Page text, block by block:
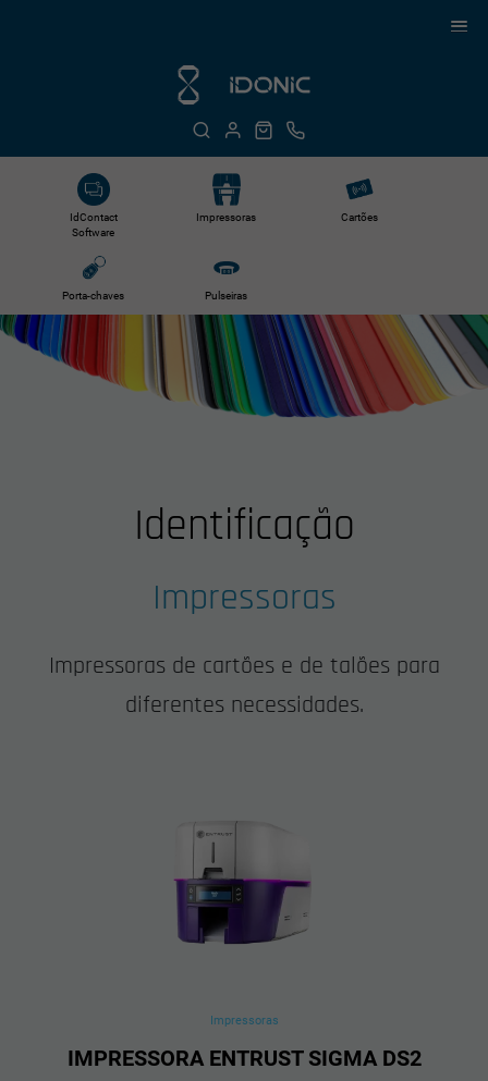
IdContact
Software
Impressoras Cartões
Porta-chaves Pulseiras
Identificação
Impressoras
Impressoras de cartões e de talões para
diferentes necessidades.
Impressoras
IMPRESSORA ENTRUST SIGMA DS2